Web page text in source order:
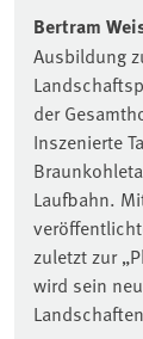
Bertram
Ausbildung
der
Inszenierte
Laufbahn.
zuletzt zur
wird sein